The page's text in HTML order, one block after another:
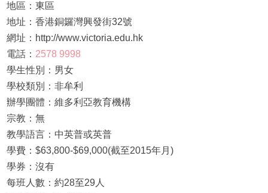
地區：東區
地址：香港銅鑼灣興發街32號
網址：http://www.victoria.edu.hk
電話： 2578 9998
學生性別：男女
學校類別：非牟利
辦學團體：維多利亞教育機構
宗教：無
教學語言：中英普或英普
學費：$63,800-$69,000(截至2015年月)
學券：沒有
每班人數：約28至29人